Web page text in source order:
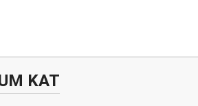
KAT